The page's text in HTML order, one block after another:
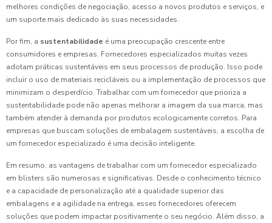
melhores condições de negociação, acesso a novos produtos e serviços, e
um suporte mais dedicado às suas necessidades.
Por fim, a sustentabilidade é uma preocupação crescente entre
consumidores e empresas. Fornecedores especializados muitas vezes
adotam práticas sustentáveis em seus processos de produção. Isso pode
incluir o uso de materiais recicláveis ou a implementação de processos que
minimizam o desperdício. Trabalhar com um fornecedor que prioriza a
sustentabilidade pode não apenas melhorar a imagem da sua marca, mas
também atender à demanda por produtos ecologicamente corretos. Para
empresas que buscam soluções de embalagem sustentáveis, a escolha de
um fornecedor especializado é uma decisão inteligente.
Em resumo, as vantagens de trabalhar com um fornecedor especializado
em blisters são numerosas e significativas. Desde o conhecimento técnico
e a capacidade de personalização até a qualidade superior das
embalagens e a agilidade na entrega, esses fornecedores oferecem
soluções que podem impactar positivamente o seu negócio. Além disso, a